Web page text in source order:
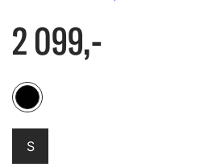
2 099,-
S